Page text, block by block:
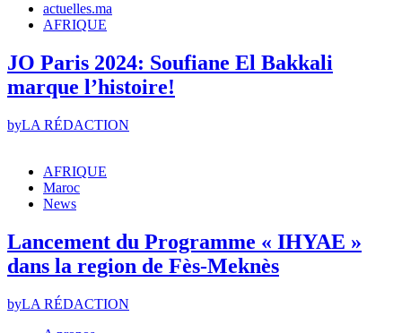
actuelles.ma
AFRIQUE
JO Paris 2024: Soufiane El Bakkali
marque l’histoire!
byLA RÉDACTION
AFRIQUE
Maroc
News
Lancement du Programme « IHYAE »
dans la region de Fès-Meknès
byLA RÉDACTION